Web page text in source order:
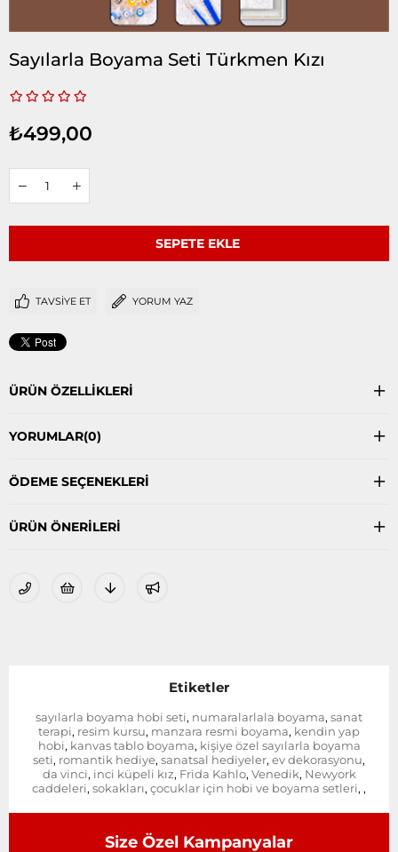
Sayılarla Boyama Seti Türkmen Kızı
₺499,00
TAVSIYE ET YORUM YAZ
ÜRÜN ÖZELLIKLERI
YORUMLAR(0)
ÖDEME SEÇENEKLERI
ÜRÜN ÖNERILERI
Etiketler
sayılarla boyama hobi seti, numaralarlala boyama, sanat
terapi, resim kursu, manzara resmi boyama, kendin yap
hobi, kanvas tablo boyama, kişiye özel sayılarla boyama
seti, romantik hediye, sanatsal hediyeler, ev dekorasyonu,
da vinci, inci küpeli kız, Frida Kahlo, Venedik, Newyork
caddeleri, sokakları, çocuklar için hobi ve boyama setleri, ,
Size Özel Kampanyalar